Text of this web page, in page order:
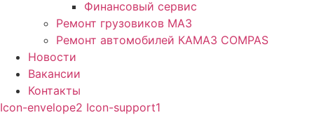
Финансовый сервис
Ремонт грузовиков МАЗ
Ремонт автомобилей КАМАЗ COMPAS
Новости
Вакансии
Контакты
Icon-envelope2 Icon-support1